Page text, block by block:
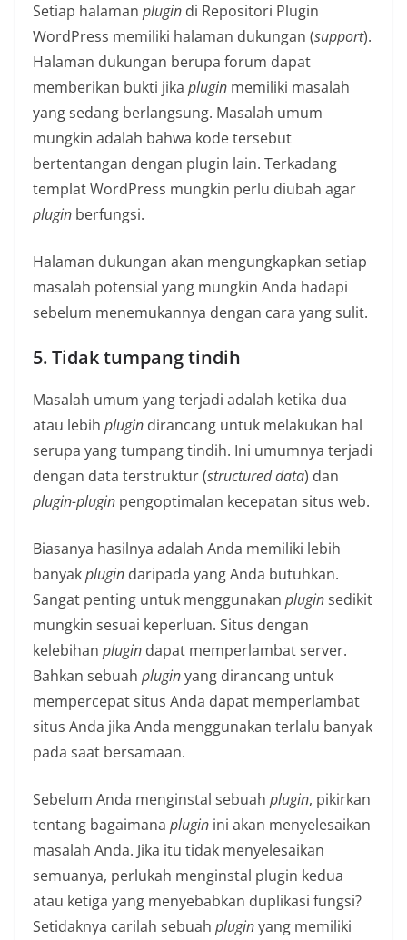
Setiap halaman plugin di Repositori Plugin
WordPress memiliki halaman dukungan (support).
Halaman dukungan berupa forum dapat
memberikan bukti jika plugin memiliki masalah
yang sedang berlangsung. Masalah umum
mungkin adalah bahwa kode tersebut
bertentangan dengan plugin lain. Terkadang
templat WordPress mungkin perlu diubah agar
plugin berfungsi.
Halaman dukungan akan mengungkapkan setiap
masalah potensial yang mungkin Anda hadapi
sebelum menemukannya dengan cara yang sulit.
5. Tidak tumpang tindih
Masalah umum yang terjadi adalah ketika dua
atau lebih plugin dirancang untuk melakukan hal
serupa yang tumpang tindih. Ini umumnya terjadi
dengan data terstruktur (structured data) dan
plugin-plugin pengoptimalan kecepatan situs web.
Biasanya hasilnya adalah Anda memiliki lebih
banyakplugin daripada yang Anda butuhkan.
Sangat penting untuk menggunakan pluginsedikit
mungkin sesuai keperluan. Situs dengan
kelebihan plugin dapat memperlambat server.
Bahkan sebuah pluginyang dirancang untuk
mempercepat situs Anda dapat memperlambat
situs Anda jika Anda menggunakan terlalu banyak
pada saat bersamaan.
Sebelum Anda menginstal sebuah plugin, pikirkan
tentang bagaimana plugin ini akan menyelesaikan
masalah Anda. Jika itu tidak menyelesaikan
semuanya, perlukah menginstal plugin kedua
atau ketiga yang menyebabkan duplikasi fungsi?
Setidaknya carilah sebuah pluginyang memiliki